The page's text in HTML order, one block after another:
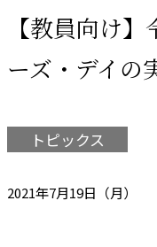
【教員向け
ーズ・デイの
トピックス
2021年7月19日（月）